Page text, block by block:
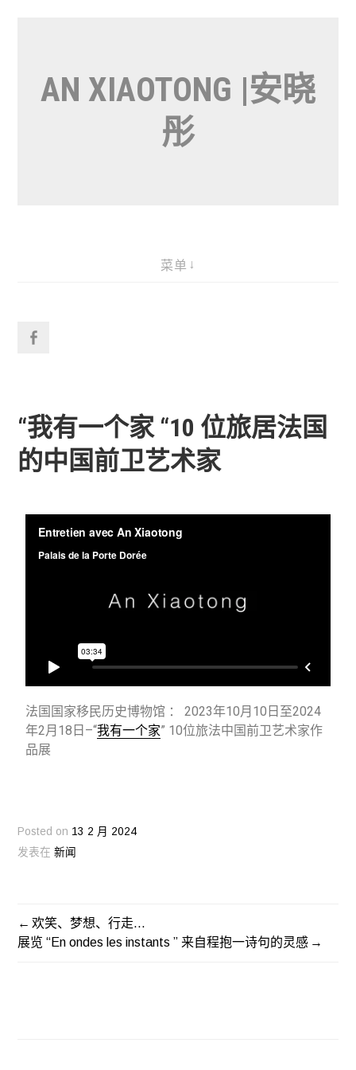
AN XIAOTONG |安晓
彤
菜单
“我有一个家 “10 位旅居法国
的中国前卫艺术家
法国国家移民历史博物馆 ： 2023年10月10日至2024
年2月18日–“我有一个家” 10位旅法中国前卫艺术家作
品展
Posted on 13 2 月 2024
发表在新闻
欢笑、梦想、行走…
展览 “En ondes les instants ” 来自程抱一诗句的灵感